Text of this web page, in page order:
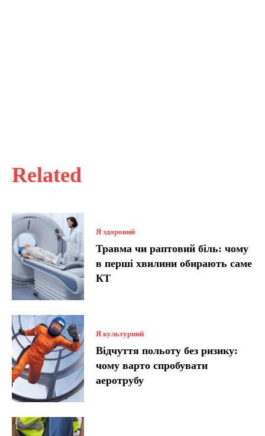
Related
Я здоровий
Травма чи раптовий біль: чому
в перші хвилини обирають саме
КТ
Я культурний
Відчуття польоту без ризику:
чому варто спробувати
аеротрубу